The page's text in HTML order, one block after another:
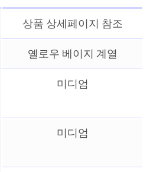
상품 상세페이지 참조
옐로우 베이지 계열
미디엄
미디엄